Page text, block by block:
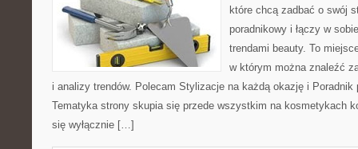
które chcą zadbać o swój
poradnikowy i łączy w
trendami beauty. To
w którym można znaleźć
i analizy trendów. Polecam Stylizacje na każdą okazję i
Tematyka strony skupia się przede wszystkim na kosmetykach
się wyłącznie […]